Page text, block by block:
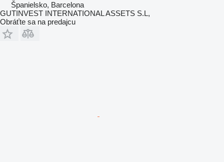
Španielsko, Barcelona
GUTINVEST INTERNATIONAL ASSETS S.L,
Obráťte sa na predajcu